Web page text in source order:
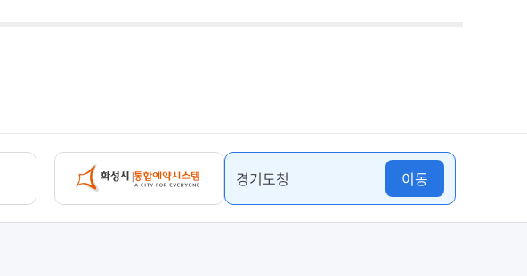
경기도청 이동